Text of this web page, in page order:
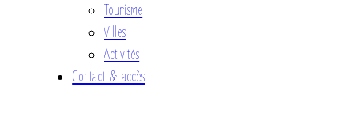
Tourisme
Villes
Activités
Contact & accès